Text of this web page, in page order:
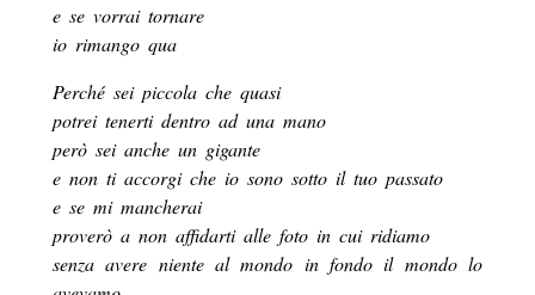
e se vorrai tornare
io rimango qua
Perché sei piccola che quasi
potrei tenerti dentro ad una mano
però sei anche un gigante
e non ti accorgi che io sono sotto il tuo passato
e se mi mancherai
proverò a non affidarti alle foto in cui ridiamo
senza avere niente al mondo in fondo il mondo lo